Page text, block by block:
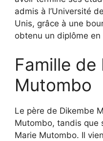
admis à l’Université
Unis, grâce à une
obtenu un diplôme
Famille de
Mutombo
Le père de Dikembe
Mutombo, tandis que
Marie Mutombo. Il